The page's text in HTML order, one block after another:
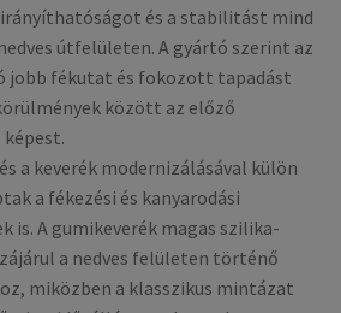
és a stabilitást mind
útfelületen. A gyártó szerint az
jobb fékutat és fokozott tapadást
között az előző
a keverék modernizálásával külön
a fékezési és kanyarodási
is. A gumikeverék magas szilika-
a nedves felületen történő
miközben a klasszikus mintázat